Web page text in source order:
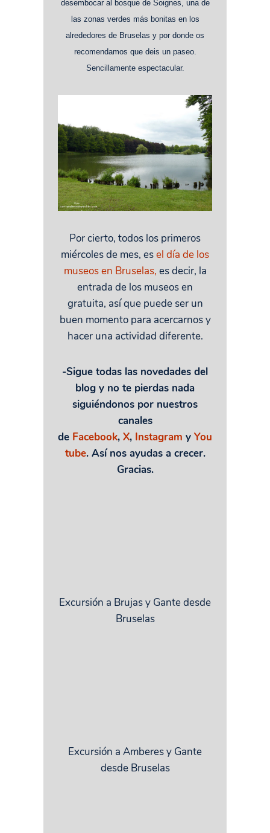
desembocar al bosque de Soignes, una de
las zonas verdes más bonitas en los
alrededores de Bruselas y por donde os
recomendamos que deis un paseo.
Sencillamente espectacular.
Por cierto, todos los primeros
miércoles de mes, esel día de los
museos en Bruselas, es decir, la
entrada de los museos en
gratuita, así que puede ser un
buen momento para acercarnos y
hacer una actividad diferente.
-Sigue todas las novedades del
blog y no te pierdas nada
siguiéndonos por nuestros
canales
de Facebook, X, Instagram y You
tube. Así nos ayudas a crecer.
Gracias.
Excursión a Brujas y Gante desde
Bruselas
Excursión a Amberes y Gante
desde Bruselas